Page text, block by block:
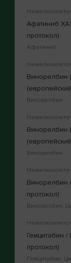
Афатиниб
протокол)
Афатиниб
Винорелбин
Винорелбин
Винорелбин
Винорелбин
Винорелбин
протокол)
Винорелбин,
Гемцитабин
протокол)
Гемцитабин,